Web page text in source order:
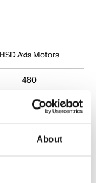
About
HSD Axis Motors
480
480